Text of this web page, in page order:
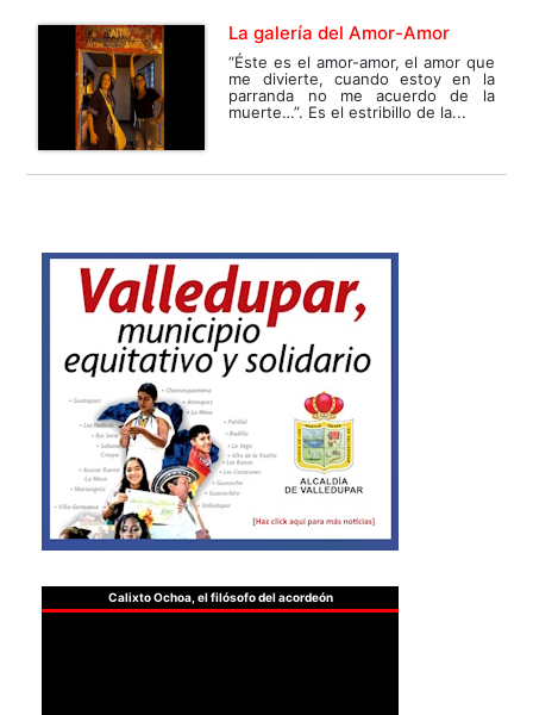
La galería del Amor-Amor
“Éste es el amor-amor, el amor que
me divierte, cuando estoy en la
parranda no me acuerdo de la
muerte…”. Es el estribillo de la...
Calixto Ochoa, el filósofo del acordeón